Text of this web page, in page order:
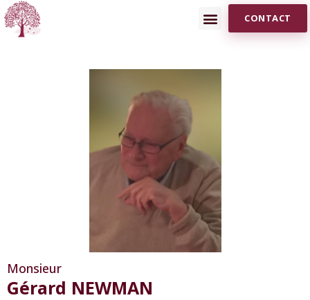
CONTACT
Monsieur
Gérard NEWMAN